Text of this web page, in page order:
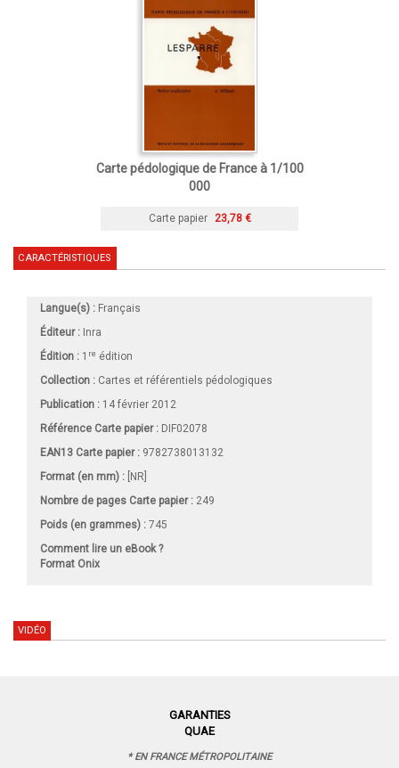
Carte pédologique de France à 1/100
000
Carte papier 23,78 €
CARACTÉRISTIQUES
Langue(s) : Français
Éditeur : Inra
Édition : 1 re édition
Collection : Cartes et référentiels pédologiques
Publication : 14 février 2012
Référence Carte papier : DIF02078
EAN13 Carte papier : 9782738013132
Format (en mm) : [NR]
Nombre de pages Carte papier: 249
Poids (en grammes) : 745
Comment lire un eBook ?
Format Onix
VIDÉO
GARANTIES
QUAE
* EN FRANCE MÉTROPOLITAINE